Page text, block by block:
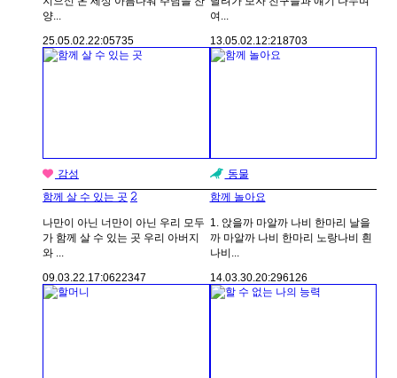
양...
25.05.02.22:05735
여...
13.05.02.12:218703
감성
함께 살 수 있는 곳 2
나만이 아닌 너만이 아닌 우리 모두
가 함께 살 수 있는 곳 우리 아버지
와 ...
09.03.22.17:0622347
동물
함께 놀아요
1. 앉을까 마알까 나비 한마리 날을
까 마알까 나비 한마리 노랑나비 흰
나비...
14.03.30.20:296126